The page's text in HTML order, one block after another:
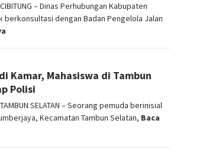
CIBITUNG – Dinas Perhubungan Kabupaten
berkonsultasi dengan Badan Pengelola Jalan
Kamar, Mahasiswa di Tambun
Polisi
TAMBUN SELATAN – Seorang pemuda berinisial
Kecamatan Tambun Selatan, Baca